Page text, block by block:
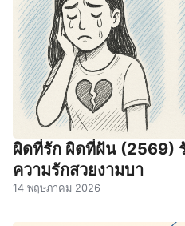
ผิดที่รัก ผิดที่ฝัน (2569)
ความรักสวยงามบา
14 พฤษภาคม 2026